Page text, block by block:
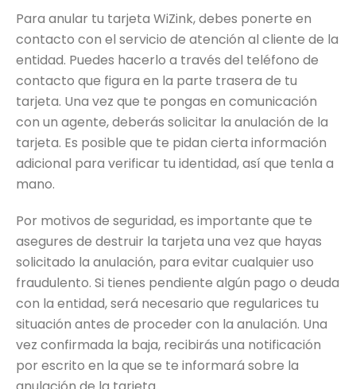
Para anular tu tarjeta WiZink, debes ponerte en
contacto con el servicio de atención al cliente de la
entidad. Puedes hacerlo a través del teléfono de
contacto que figura en la parte trasera de tu
tarjeta. Una vez que te pongas en comunicación
con un agente, deberás solicitar la anulación de la
tarjeta. Es posible que te pidan cierta información
adicional para verificar tu identidad, así que tenla a
mano.
Por motivos de seguridad, es importante que te
asegures de destruir la tarjeta una vez que hayas
solicitado la anulación, para evitar cualquier uso
fraudulento. Si tienes pendiente algún pago o deuda
con la entidad, será necesario que regularices tu
situación antes de proceder con la anulación. Una
vez confirmada la baja, recibirás una notificación
por escrito en la que se te informará sobre la